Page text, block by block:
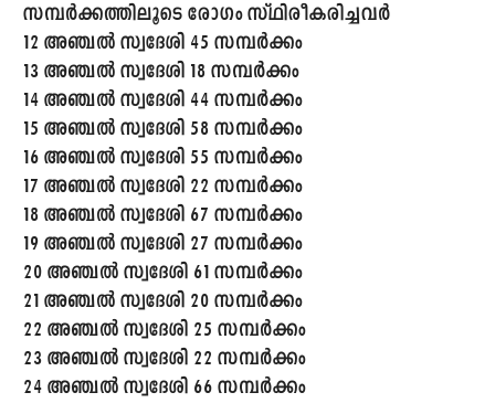
സമ്പർക്കത്തിലൂടെ രോഗം സ്ഥിരീകരിച്ചവർ
12 അഞ്ചൽ സ്വദേശി 45 സമ്പർക്കം
13 അഞ്ചൽ സ്വദേശി 18 സമ്പർക്കം
14 അഞ്ചൽ സ്വദേശി 44 സമ്പർക്കം
15 അഞ്ചൽ സ്വദേശി 58 സമ്പർക്കം
16 അഞ്ചൽ സ്വദേശി 55 സമ്പർക്കം
17 അഞ്ചൽ സ്വദേശി 22 സമ്പർക്കം
18 അഞ്ചൽ സ്വദേശി 67 സമ്പർക്കം
19 അഞ്ചൽ സ്വദേശി 27 സമ്പർക്കം
20 അഞ്ചൽ സ്വദേശി 61 സമ്പർക്കം
21 അഞ്ചൽ സ്വദേശി 20 സമ്പർക്കം
22 അഞ്ചൽ സ്വദേശി 25 സമ്പർക്കം
23 അഞ്ചൽ സ്വദേശി 22 സമ്പർക്കം
24 അഞ്ചൽ സ്വദേശി 66 സമ്പർക്കം